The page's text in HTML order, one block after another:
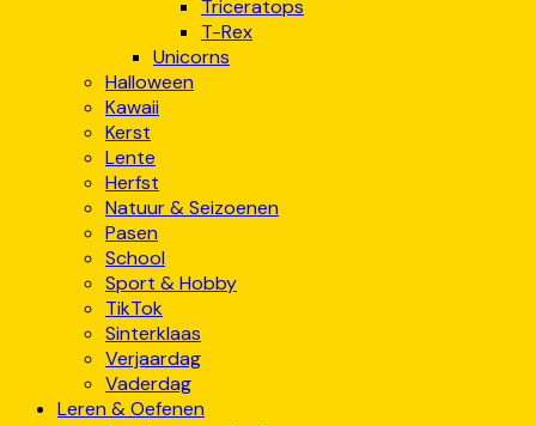
Triceratops
T-Rex
Unicorns
Halloween
Kawaii
Kerst
Lente
Herfst
Natuur & Seizoenen
Pasen
School
Sport & Hobby
TikTok
Sinterklaas
Verjaardag
Vaderdag
Leren & Oefenen